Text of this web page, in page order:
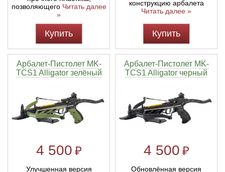
позволяющего Читать далее
»
Купить
конструкцию арбалета
Читать далее »
Купить
Арбалет-Пистолет MK-
TCS1 Alligator зелёный
4 500 ₽
Улучшенная версия
Арбалет-Пистолет MK-
TCS1 Alligator черный
4 500 ₽
Обновлённая версия